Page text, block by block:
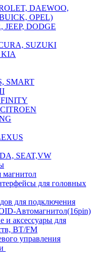
DAEWOO,
OPEL)
JEEP, DODGE
SUZUKI
SMART
SEAT,VW
магнитол
для головных
для подключения
Автомагнитол(16pin)
и аксессуары для
BT/FM
управления